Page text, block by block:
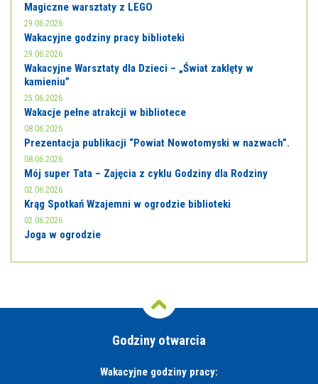
Magiczne warsztaty z LEGO
29.06.2026
Wakacyjne godziny pracy biblioteki
29.06.2026
Wakacyjne Warsztaty dla Dzieci – „Świat zaklęty w
kamieniu”
25.06.2026
Wakacje pełne atrakcji w bibliotece
08.06.2026
Prezentacja publikacji “Powiat Nowotomyski w nazwach”.
08.06.2026
Mój super Tata – Zajęcia z cyklu Godziny dla Rodziny
02.06.2026
Krąg Spotkań Wzajemni w ogrodzie biblioteki
02.06.2026
Joga w ogrodzie
Godziny otwarcia
Wakacyjne godziny pracy: